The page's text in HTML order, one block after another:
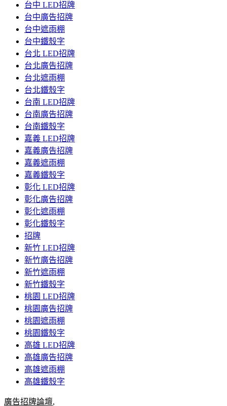
台中 LED招牌
台中廣告招牌
台中遮雨棚
台中鐵殼字
台北 LED招牌
台北廣告招牌
台北遮雨棚
台北鐵殼字
台南 LED招牌
台南廣告招牌
台南鐵殼字
嘉義 LED招牌
嘉義廣告招牌
嘉義遮雨棚
嘉義鐵殼字
彰化 LED招牌
彰化廣告招牌
彰化遮雨棚
彰化鐵殼字
招牌
新竹 LED招牌
新竹廣告招牌
新竹遮雨棚
新竹鐵殼字
桃園 LED招牌
桃園廣告招牌
桃園遮雨棚
桃園鐵殼字
高雄 LED招牌
高雄廣告招牌
高雄遮雨棚
高雄鐵殼字
廣告招牌論壇,